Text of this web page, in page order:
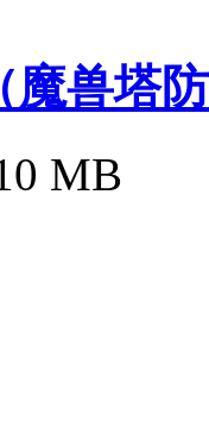
魔兽塔
MB